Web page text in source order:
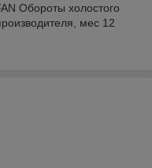
Обороты холостого
мес 12